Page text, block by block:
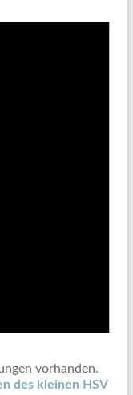
vorhanden.
des kleinen HSV